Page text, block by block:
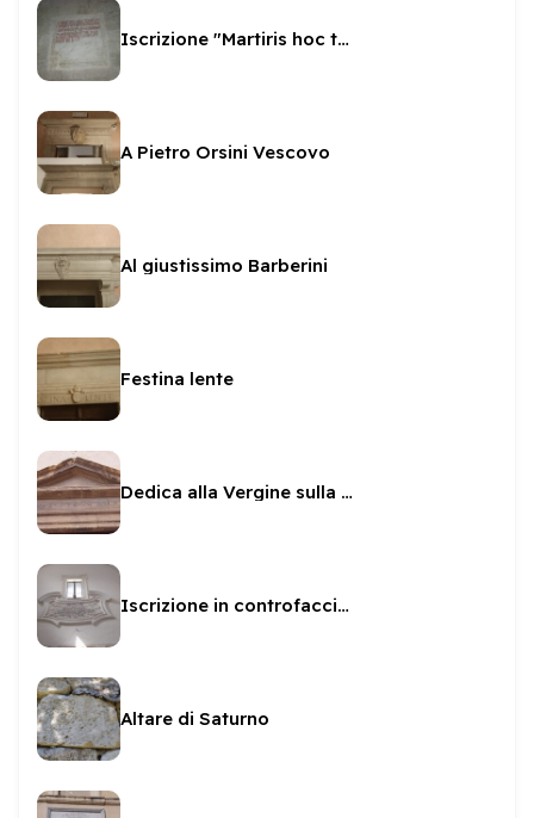
Iscrizione "Martiris hoc templum"
A Pietro Orsini Vescovo
Al giustissimo Barberini
Festina lente
Dedica alla Vergine sulla Manna d'Oro
Iscrizione in controfacciata a San Pietro
Altare di Saturno